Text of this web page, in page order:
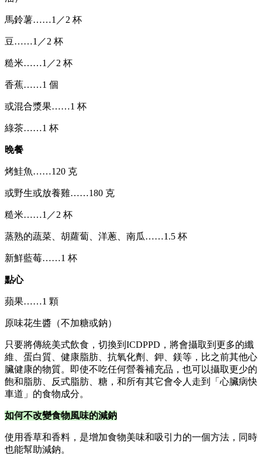
馬鈴薯……1／2 杯
豆……1／2 杯
糙米……1／2 杯
香蕉……1 個
或混合漿果……1 杯
綠茶……1 杯
晚餐
烤鮭魚……120 克
或野生或放養雞……180 克
糙米……1／2 杯
蒸熟的蔬菜、胡蘿蔔、洋蔥、南瓜……1.5 杯
新鮮藍莓……1 杯
點心
蘋果……1 顆
原味花生醬（不加糖或鈉）
只要將傳統美式飲食，切換到ICDPPD，將會攝取到更多的纖
維、蛋白質、健康脂肪、抗氧化劑、鉀、鎂等，比之前其他心
臟健康的物質。即使不吃任何營養補充品，也可以攝取更少的
飽和脂肪、反式脂肪、糖，和所有其它會令人走到「心臟病快
車道」的食物成分。
如何不改變食物風味的減鈉
使用香草和香料，是增加食物美味和吸引力的一個方法，同時
也能幫助減鈉。